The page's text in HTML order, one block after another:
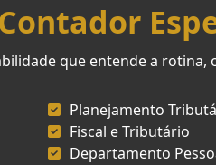
que entende a
Planejamento
Fiscal e Tributário
Departamento